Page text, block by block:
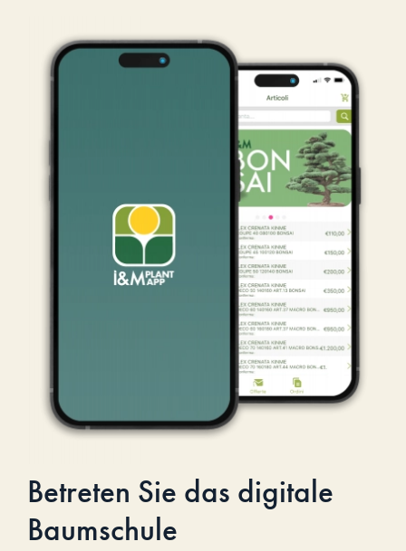
Betreten Sie das digitale
Baumschule